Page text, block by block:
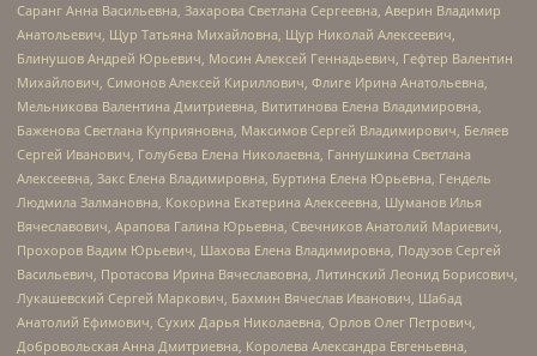
Саранг Анна Васильевна, Захарова Светлана Сергеевна, Аверин Владимир
Анатольевич, Щур Татьяна Михайловна, Щур Николай Алексеевич,
Блинушов Андрей Юрьевич, Мосин Алексей Геннадьевич, Гефтер Валентин
Михайлович, Симонов Алексей Кириллович, Флиге Ирина Анатольевна,
Мельникова Валентина Дмитриевна, Вититинова Елена Владимировна,
Баженова Светлана Куприяновна, Максимов Сергей Владимирович, Беляев
Сергей Иванович, Голубева Елена Николаевна, Ганнушкина Светлана
Алексеевна, Закс Елена Владимировна, Буртина Елена Юрьевна, Гендель
Людмила Залмановна, Кокорина Екатерина Алексеевна, Шуманов Илья
Вячеславович, Арапова Галина Юрьевна, Свечников Анатолий Мариевич,
Прохоров Вадим Юрьевич, Шахова Елена Владимировна, Подузов Сергей
Васильевич, Протасова Ирина Вячеславовна, Литинский Леонид Борисович,
Лукашевский Сергей Маркович, Бахмин Вячеслав Иванович, Шабад
Анатолий Ефимович, Сухих Дарья Николаевна, Орлов Олег Петрович,
Добровольская Анна Дмитриевна, Королева Александра Евгеньевна,